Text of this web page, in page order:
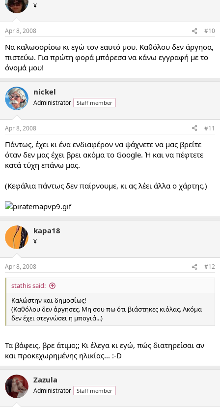
¥
Apr 8, 2008 #10
Να καλωσορίσω κι εγώ τον εαυτό μου. Καθόλου δεν άργησα,
πιστεύω. Για πρώτη φορά μπόρεσα να κάνω εγγραφή με το
όνομά μου!
nickel
Administrator Staff member
Apr 8, 2008 #11
Πάντως, έχει κι ένα ενδιαφέρον να ψάχνετε να μας βρείτε
όταν δεν μας έχει βρει ακόμα το Google. Ή και να πέφτετε
κατά τύχη επάνω μας.
(Κεφάλια πάντως δεν παίρνουμε, κι ας λέει άλλα ο χάρτης.)
kapa18
¥
Apr 8, 2008 #12
stathis said:
Καλώστην και δημοσίως!
(Καθόλου δεν άργησες. Μη σου πω ότι βιάστηκες κιόλας. Ακόμα
δεν έχει στεγνώσει η μπογιά...)
Τα βάφεις, βρε άτιμο;; Κι έλεγα κι εγώ, πώς διατηρείσαι αν
και προκεχωρημένης ηλικίας... :-D
Zazula
Administrator Staff member